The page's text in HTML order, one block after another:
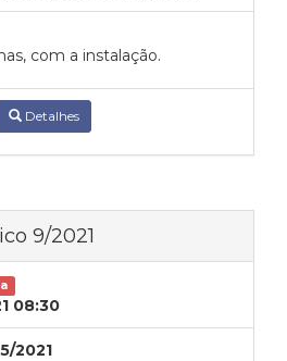
com a instalação.
Detalhes
9/2021
08:30
2021